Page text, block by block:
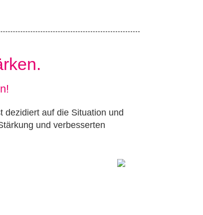
dezidiert auf die Situation und
und verbesserten